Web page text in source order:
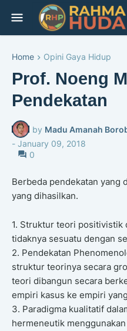
Home Opini Gaya Hidup
Prof. Noeng
Pendekatan
by Madu Amanah
- January 09, 2018
0
Berbeda pendekatan yang
yang dihasilkan.
1. Struktur teori positivistik
tidaknya sesuatu dengan
2. Pendekatan
struktur teorinya secara
teori dibangun secara
empiri kasus ke empiri
3. Paradigma kualitatif
hermeneutik